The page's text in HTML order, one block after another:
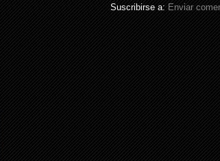
Suscribirse a: Enviar